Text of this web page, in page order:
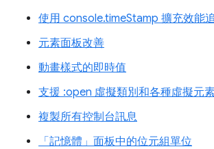
使用 console.timeStamp 擴充效能
元素面板改善
動畫樣式的即時值
支援 :open 虛擬類別和各種虛擬元
複製所有控制台訊息
「記憶體」面板中的位元組單位